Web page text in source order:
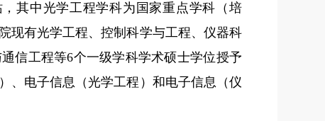
其中光学工程学科为国家重点学科（培
现有光学工程、控制科学与工程、仪器科
信工程等6个一级学科学术硕士学位授予
、电子信息（光学工程）和电子信息（仪